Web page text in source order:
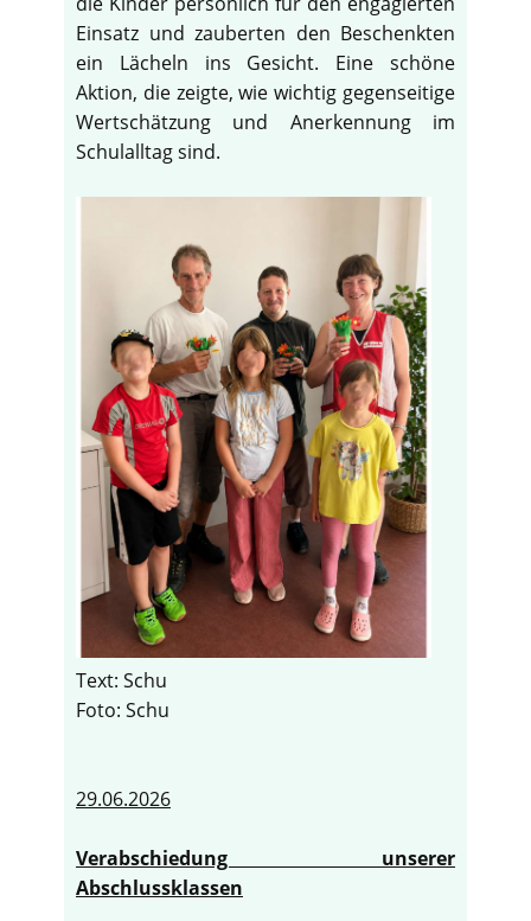
Einsatz und zauberten den Beschenkten
ein Lächeln ins Gesicht. Eine schöne
Aktion, die zeigte, wie wichtig gegenseitige
Wertschätzung und Anerkennung im
Schulalltag sind.
Text: Schu
Foto: Schu
29.06.2026
Verabschiedung unserer
Abschlussklassen